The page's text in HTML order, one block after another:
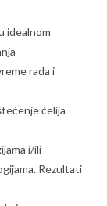
idealnom
rada i
ćelija
i/ili
Rezultati